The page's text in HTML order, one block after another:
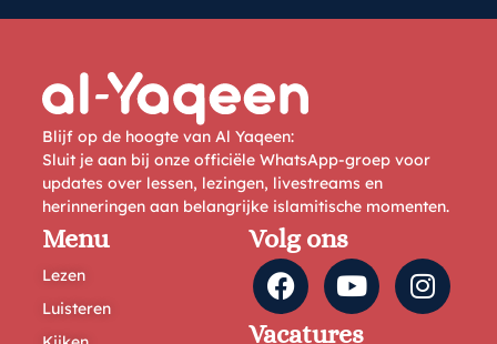
Blijf op de hoogte van Al Yaqeen:
Sluit je aan bij onze officiële WhatsApp-groep voor
updates over lessen, lezingen, livestreams en
herinneringen aan belangrijke islamitische momenten.
Menu
Lezen
Luisteren
Volg ons
Vacatures